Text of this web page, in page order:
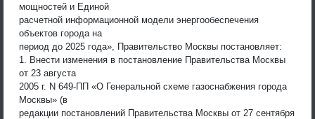
мощностей и Единой
расчетной информационной модели энергообеспечения
объектов города на
период до 2025 года», Правительство Москвы постановляет:
1. Внести изменения в постановление Правительства Москвы
от 23 августа
2005 г. N 649-ПП «О Генеральной схеме газоснабжения города
Москвы» (в
редакции постановлений Правительства Москвы от 27 сентября